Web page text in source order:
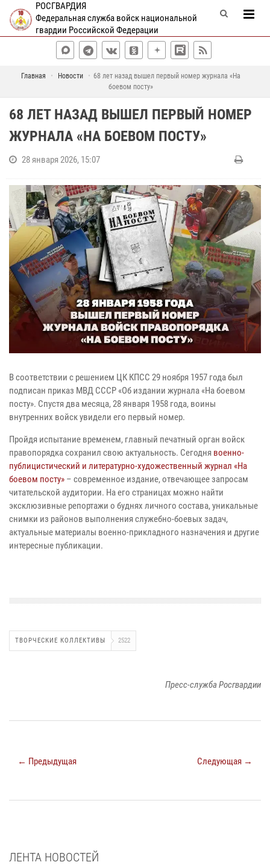
РОСГВАРДИЯ
Федеральная служба войск национальной
гвардии Российской Федерации
Главная Новости
68 лет назад вышел первый номер журнала «На
боевом посту»
68 ЛЕТ НАЗАД ВЫШЕЛ ПЕРВЫЙ НОМЕР
ЖУРНАЛА «НА БОЕВОМ ПОСТУ»
28 января 2026, 15:07
В соответствии с решением ЦК КПСС 29 ноября 1957 года был
подписан приказ МВД СССР «Об издании журнала «На боевом
посту». Спустя два месяца, 28 января 1958 года, воины
внутренних войск увидели его первый номер.
Пройдя испытание временем, главный печатный орган войск
правопорядка сохранил свою актуальность. Сегодня военно-
публицистический и литературно-художественный журнал «На
боевом посту» – современное издание, отвечающее запросам
читательской аудитории. На его страницах можно найти
эксклюзивные репортажи о буднях личного состава, уникальные
снимки из районов выполнения служебно-боевых задач,
актуальные материалы военно-прикладного назначения и другие
интересные публикации.
ТВОРЧЕСКИЕ КОЛЛЕКТИВЫ 2522
Пресс-служба Росгвардии
← Предыдущая Следующая →
ЛЕНТА НОВОСТЕЙ